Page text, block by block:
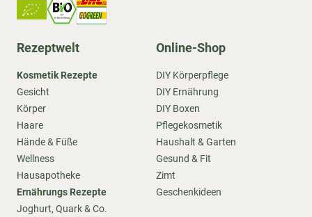
Rezeptwelt
Kosmetik Rezepte
Gesicht
Körper
Haare
Hände & Füße
Wellness
Hausapotheke
Ernährungs Rezepte
Joghurt, Quark & Co.
Online-Shop
DIY Körperpflege
DIY Ernährung
DIY Boxen
Pflegekosmetik
Haushalt & Garten
Gesund & Fit
Zimt
Geschenkideen